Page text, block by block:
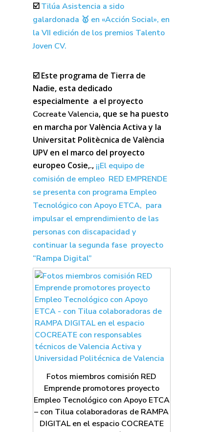
☑️Tilúa Asistencia a sido
galardonada 🥇 en «Acción Social», en
la VII edición de los premios Talento
Joven CV.
☑️ Este programa de Tierra de
Nadie, esta dedicado
especialmente a el proyecto
Cocreate Valencia, que se ha puesto
en marcha por València Activa y la
Universitat Politècnica de València
UPV en el marco del proyecto
europeo Cosie,., ¡¡El equipo de
comisión de empleo RED EMPRENDE
se presenta con programa Empleo
Tecnológico con Apoyo ETCA, para
impulsar el emprendimiento de las
personas con discapacidad y
continuar la segunda fase proyecto
“Rampa Digital”
Fotos miembros comisión RED
Emprende promotores proyecto
Empleo Tecnológico con Apoyo ETCA
– con Tilua colaboradoras de RAMPA
DIGITAL en el espacio COCREATE